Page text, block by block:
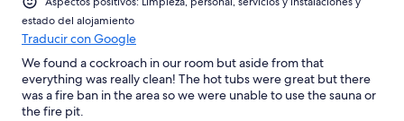
estado del alojamiento
Traducir con Google
We found a cockroach in our room but aside from that
everything was really clean! The hot tubs were great but there
was a fire ban in the area so we were unable to use the sauna or
the fire pit.